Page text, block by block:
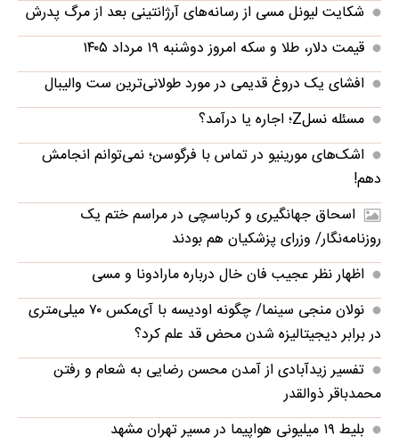
شکایت لیونل مسی از رسانه‌های آرژانتینی بعد از مرگ پدرش
قیمت دلار، طلا و سکه امروز دوشنبه ۱۹ مرداد ۱۴۰۵
افشای یک دروغ قدیمی در مورد طولانی‌ترین ست والیبال
مسئله نسلZ؛ اجاره یا درآمد؟
اشک‌های مورینیو در تماس با فرگوسن؛ نمی‌توانم انجامش
دهم!
اسحاق جهانگیری و کرباسچی در مراسم ختم یک
روزنامه‌نگار/ وزرای پزشکیان هم بودند
اظهار نظر عجیب فان خال درباره مارادونا و مسی
نولان منجی سینما/ چگونه اودیسه با آی‌مکس ۷۰ میلی‌متری
در برابر دیجیتالیزه شدن محض قد علم کرد؟
تفسیر زیدآبادی از آمدن محسن رضایی به شعام و رفتن
محمدباقر ذوالقدر
بلیط ۱۹ میلیونی هواپیما در مسیر تهران مشهد‌